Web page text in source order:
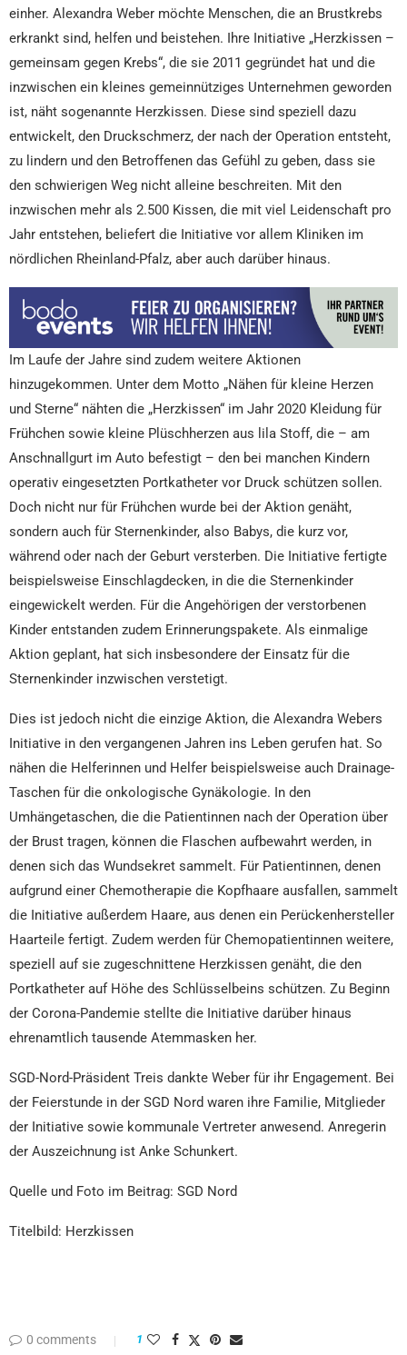
einher. Alexandra Weber möchte Menschen, die an Brustkrebs
erkrankt sind, helfen und beistehen. Ihre Initiative „Herzkissen –
gemeinsam gegen Krebs“, die sie 2011 gegründet hat und die
inzwischen ein kleines gemeinnütziges Unternehmen geworden
ist, näht sogenannte Herzkissen. Diese sind speziell dazu
entwickelt, den Druckschmerz, der nach der Operation entsteht,
zu lindern und den Betroffenen das Gefühl zu geben, dass sie
den schwierigen Weg nicht alleine beschreiten. Mit den
inzwischen mehr als 2.500 Kissen, die mit viel Leidenschaft pro
Jahr entstehen, beliefert die Initiative vor allem Kliniken im
nördlichen Rheinland-Pfalz, aber auch darüber hinaus.
Im Laufe der Jahre sind zudem weitere Aktionen
hinzugekommen. Unter dem Motto „Nähen für kleine Herzen
und Sterne“ nähten die „Herzkissen“ im Jahr 2020 Kleidung für
Frühchen sowie kleine Plüschherzen aus lila Stoff, die – am
Anschnallgurt im Auto befestigt – den bei manchen Kindern
operativ eingesetzten Portkatheter vor Druck schützen sollen.
Doch nicht nur für Frühchen wurde bei der Aktion genäht,
sondern auch für Sternenkinder, also Babys, die kurz vor,
während oder nach der Geburt versterben. Die Initiative fertigte
beispielsweise Einschlagdecken, in die die Sternenkinder
eingewickelt werden. Für die Angehörigen der verstorbenen
Kinder entstanden zudem Erinnerungspakete. Als einmalige
Aktion geplant, hat sich insbesondere der Einsatz für die
Sternenkinder inzwischen verstetigt.
Dies ist jedoch nicht die einzige Aktion, die Alexandra Webers
Initiative in den vergangenen Jahren ins Leben gerufen hat. So
nähen die Helferinnen und Helfer beispielsweise auch Drainage-
Taschen für die onkologische Gynäkologie. In den
Umhängetaschen, die die Patientinnen nach der Operation über
der Brust tragen, können die Flaschen aufbewahrt werden, in
denen sich das Wundsekret sammelt. Für Patientinnen, denen
aufgrund einer Chemotherapie die Kopfhaare ausfallen, sammelt
die Initiative außerdem Haare, aus denen ein Perückenhersteller
Haarteile fertigt. Zudem werden für Chemopatientinnen weitere,
speziell auf sie zugeschnittene Herzkissen genäht, die den
Portkatheter auf Höhe des Schlüsselbeins schützen. Zu Beginn
der Corona-Pandemie stellte die Initiative darüber hinaus
ehrenamtlich tausende Atemmasken her.
SGD-Nord-Präsident Treis dankte Weber für ihr Engagement. Bei
der Feierstunde in der SGD Nord waren ihre Familie, Mitglieder
der Initiative sowie kommunale Vertreter anwesend. Anregerin
der Auszeichnung ist Anke Schunkert.
Quelle und Foto im Beitrag: SGD Nord
Titelbild: Herzkissen
0 comments 1